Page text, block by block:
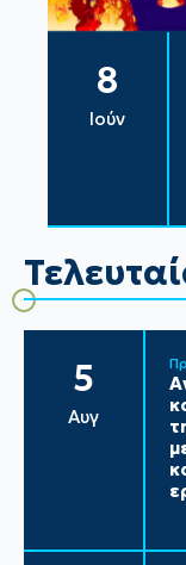
8
Ιούν
5
Αυγ